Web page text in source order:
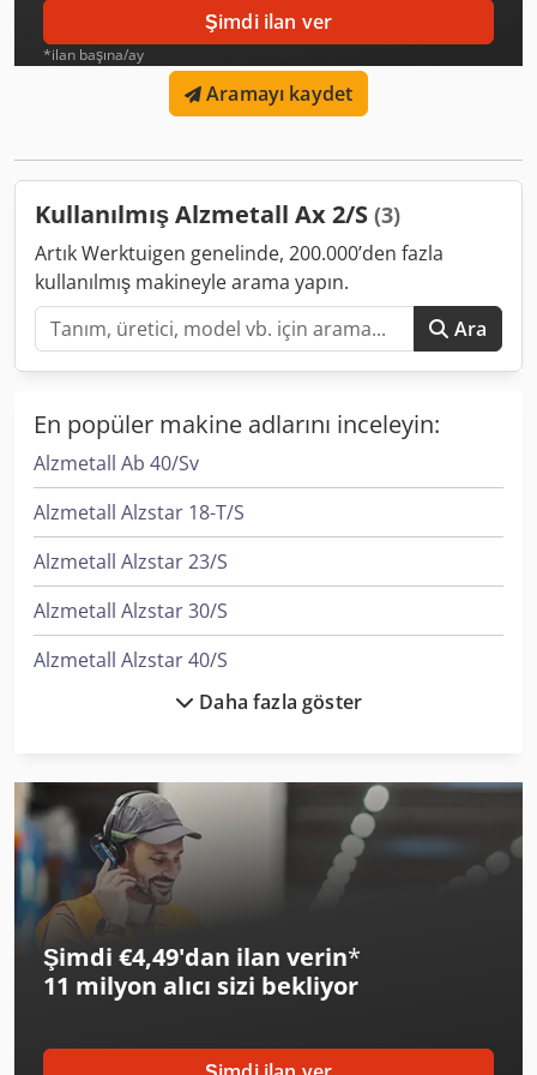
Şimdi ilan ver
*ilan başına/ay
Aramayı kaydet
Kullanılmış Alzmetall Ax 2/S (3)
Artık Werktuigen genelinde, 200.000’den fazla
kullanılmış makineyle arama yapın.
Ara
En popüler makine adlarını inceleyin:
Alzmetall Ab 40/Sv
Alzmetall Alzstar 18-T/S
Alzmetall Alzstar 23/S
Alzmetall Alzstar 30/S
Alzmetall Alzstar 40/S
Auerbach Ax3 Tlf
Axa Vhc 3 - Xts
Dalex 3328-6
Dalex Pms 10-2
Dalex Pms 11-4
Elumatec Sbz 140
Daha fazla göster
Şimdi €4,49'dan ilan verin*
11 milyon alıcı sizi bekliyor